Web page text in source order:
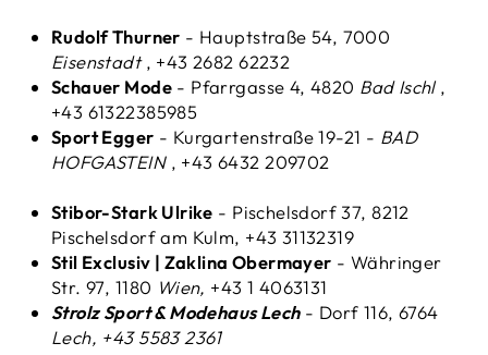
Rudolf Thurner - Hauptstraße 54, 7000
Eisenstadt, +43 2682 62232
Schauer Mode- Pfarrgasse 4, 4820 Bad Ischl,
+43 61322385985
Sport Egger - Kurgartenstraße 19-21 - BAD
HOFGASTEIN, +43 6432 209702
Stibor-Stark Ulrike - Pischelsdorf 37, 8212
Pischelsdorf am Kulm, +43 31132319
Stil Exclusiv | Zaklina Obermayer - Währinger
Str. 97, 1180 Wien, +43 1 4063131
Strolz Sport & Modehaus Lech- Dorf 116, 6764
Lech, +43 5583 2361